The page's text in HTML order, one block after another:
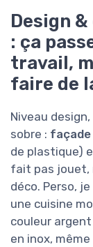
Design
: ça
travail,
faire de
Niveau
sobre :
de plastique)
fait pas jouet,
déco. Perso,
une cuisine
couleur
en inox,